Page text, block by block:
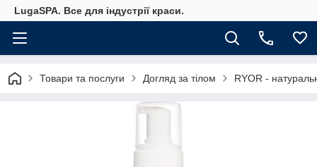
LugaSPA. Все для індустрії краси.
Товари та послуги Догляд за тілом RYOR -